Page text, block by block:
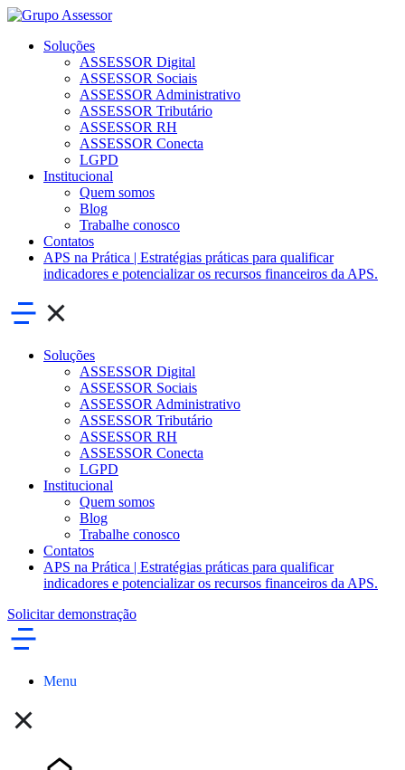
Soluções
ASSESSOR Digital
ASSESSOR Sociais
ASSESSOR Administrativo
ASSESSOR Tributário
ASSESSOR RH
ASSESSOR Conecta
LGPD
Institucional
Quem somos
Blog
Trabalhe conosco
Contatos
APS na Prática | Estratégias práticas para qualificar
indicadores e potencializar os recursos financeiros da APS.
Soluções
ASSESSOR Digital
ASSESSOR Sociais
ASSESSOR Administrativo
ASSESSOR Tributário
ASSESSOR RH
ASSESSOR Conecta
LGPD
Institucional
Quem somos
Blog
Trabalhe conosco
Contatos
APS na Prática | Estratégias práticas para qualificar
indicadores e potencializar os recursos financeiros da APS.
Solicitar demonstração
Menu